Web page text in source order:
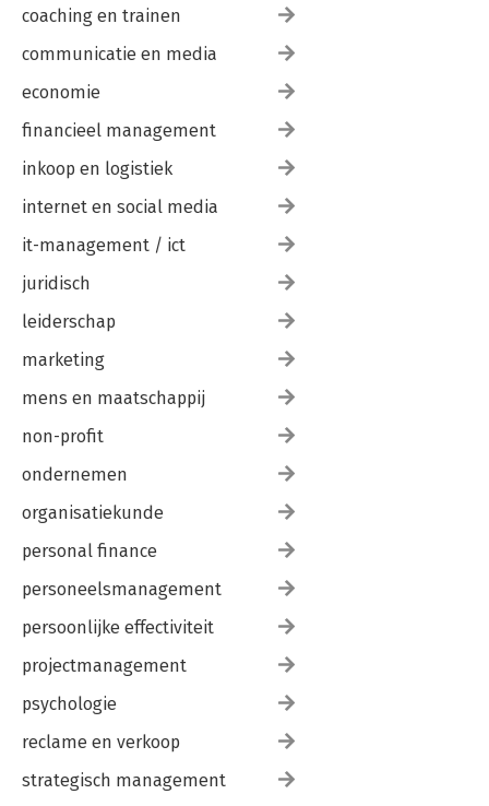
coaching en trainen
communicatie en media
economie
financieel management
inkoop en logistiek
internet en social media
it-management / ict
juridisch
leiderschap
marketing
mens en maatschappij
non-profit
ondernemen
organisatiekunde
personal finance
personeelsmanagement
persoonlijke effectiviteit
projectmanagement
psychologie
reclame en verkoop
strategisch management